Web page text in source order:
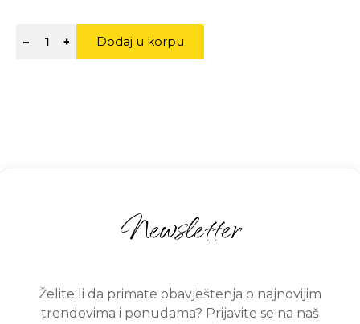
– + Dodaj u korpu
Newsletter
Želite li da primate obavještenja o najnovijim
trendovima i ponudama? Prijavite se na naš